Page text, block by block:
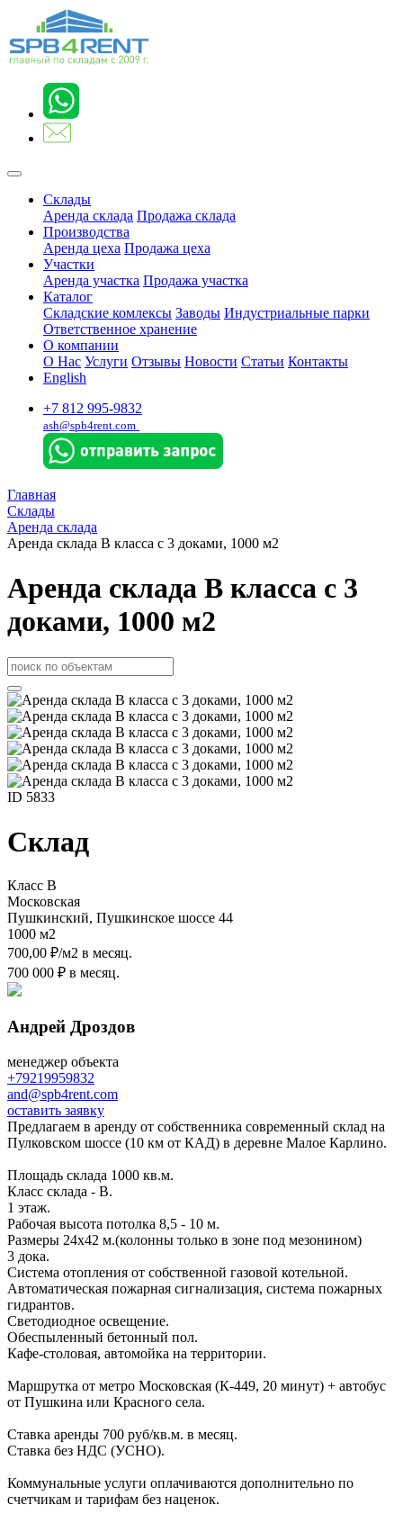
Склады
Аренда склада Продажа склада
Производства
Аренда цеха Продажа цеха
Участки
Аренда участка Продажа участка
Каталог
Складские комлексы Заводы Индустриальные парки
Ответственное хранение
О компании
О Нас Услуги Отзывы Новости Статьи Контакты
English
+7 812 995-9832
ash@spb4rent.com
Главная
Склады
Аренда склада
Аренда склада В класса с 3 доками, 1000 м2
Аренда склада В класса с 3
доками, 1000 м2
ID 5833
Склад
Класс B
Московская
Пушкинский, Пушкинское шоссе 44
1000 м2
700,00 ₽/м2 в месяц.
700 000 ₽ в месяц.
Андрей Дроздов
менеджер объекта
+79219959832
and@spb4rent.com
оставить заявку
Предлагаем в аренду от собственника современный склад на
Пулковском шоссе (10 км от КАД) в деревне Малое Карлино.
Площадь склада 1000 кв.м.
Класс склада - B.
1 этаж.
Рабочая высота потолка 8,5 - 10 м.
Размеры 24х42 м.(колонны только в зоне под мезонином)
3 дока.
Система отопления от собственной газовой котельной.
Автоматическая пожарная сигнализация, система пожарных
гидрантов.
Светодиодное освещение.
Обеспыленный бетонный пол.
Кафе-столовая, автомойка на территории.
Маршрутка от метро Московская (К-449, 20 минут) + автобус
от Пушкина или Красного села.
Ставка аренды 700 руб/кв.м. в месяц.
Ставка без НДС (УСНО).
Коммунальные услуги оплачиваются дополнительно по
счетчикам и тарифам без наценок.